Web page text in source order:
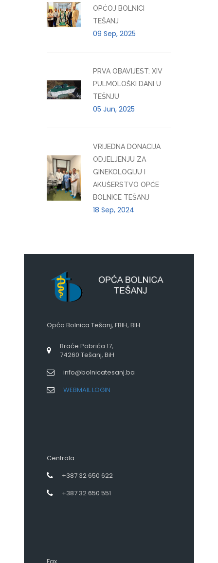
OPĆOJ BOLNICI
TEŠANJ
09 Sep, 2025
PRVA OBAVIJEST: XIV
PULMOLOŠKI DANI U
TEŠNJU
05 Jun, 2025
VRIJEDNA DONACIJA
ODJELJENJU ZA
GINEKOLOGIJU I
AKUŠERSTVO OPĆE
BOLNICE TEŠANJ
18 Sep, 2024
Opća Bolnica Tešanj, FBIH, BIH
Braće Pobrića 17,
74260 Tešanj, BiH
info@bolnicatesanj.ba
WEBMAIL LOGIN
Centrala
+387 32 650 622
+387 32 650 551